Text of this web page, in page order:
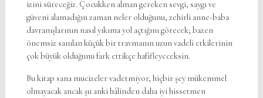
izini süreceğiz. Çocukken alman gereken sevgi, saygı ve
güveni alamadığın zaman neler olduğunu, zehirli anne-baba
davranışlarının nasıl yıkıma yol açtığını görecek; bazen
önemsiz sanılan küçük bir travmanın uzun vadeli etkilerinin
çok büyük olduğunu fark ettikçe hafifleyeceksin.
Bu kitap sana mucizeler vadetmiyor, hiçbir şey mükemmel
olmayacak ancak şu anki hâlinden daha iyi hissetmen